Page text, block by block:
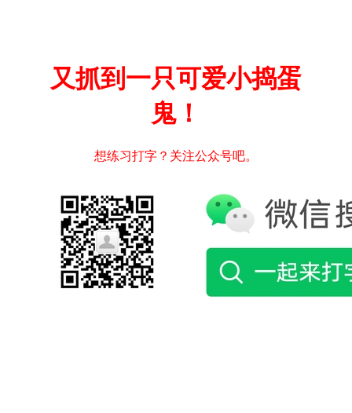
又抓到一只可爱小捣蛋
鬼！
想练习打字？关注公众号吧。